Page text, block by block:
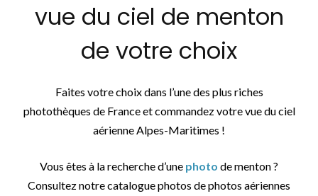
vue du ciel de menton
de votre choix
Faites votre choix dans l’une des plus riches
photothèques de France et commandez votre vue du ciel
aérienne Alpes-Maritimes !
Vous êtes à la recherche d’une photo de menton ?
Consultez notre catalogue photos de photos aériennes